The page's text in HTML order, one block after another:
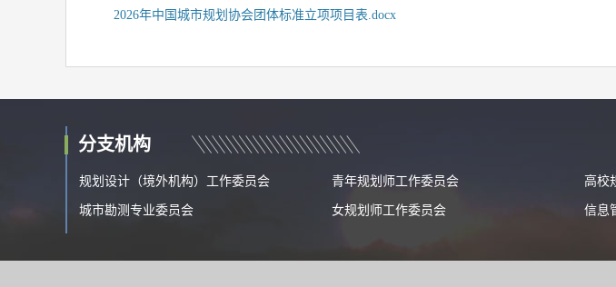
2026年中国城市规划协会团体标准立项项目表.docx
分支机构
规划设计（境外机构）工作委员会 青年规划师工作委员会 高校
城市勘测专业委员会 女规划师工作委员会 信息